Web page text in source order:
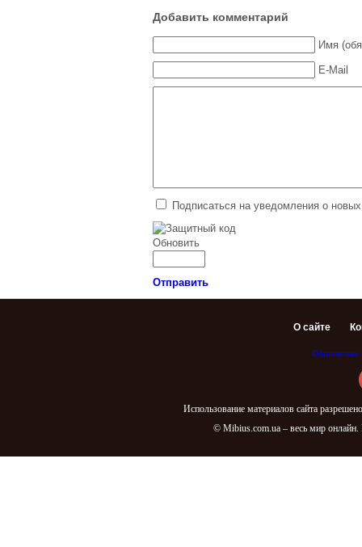
Добавить комментарий
Имя
E-Mail
Подписаться на уведомления о
Обновить
Отправить
О сайте
Обращение
Использование материалов сайта
© Mibius.com.ua – весь мир онлайн.